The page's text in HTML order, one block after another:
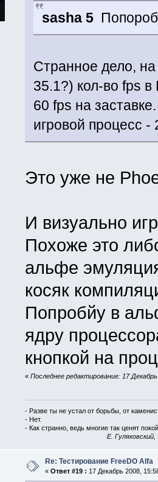
sasha 5
Странное дело,
35.1?) кол-во fps
60 fps на
игровой процесс
Это уже не
И визуально
Похоже это
альфе
косяк
Попробйу в
ядру
кнопкой на
«Последнее редактирование: 17
- Разве ты не устал от борьбы, от
- Нет.
- Как странно, ведь многие так ценят
E.
Re: Тестирование FreeDO Alfa
« Ответ #19 : 17 Декабрь 2008,